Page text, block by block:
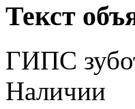
Текст
ГИПС
Наличии